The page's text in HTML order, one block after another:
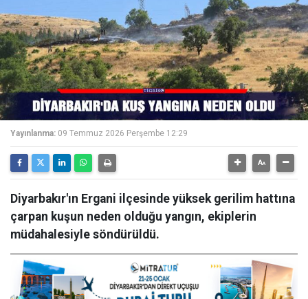
Yayınlanma: 09 Temmuz 2026 Perşembe 12:29
Diyarbakır'ın Ergani ilçesinde yüksek gerilim hattına
çarpan kuşun neden olduğu yangın, ekiplerin
müdahalesiyle söndürüldü.